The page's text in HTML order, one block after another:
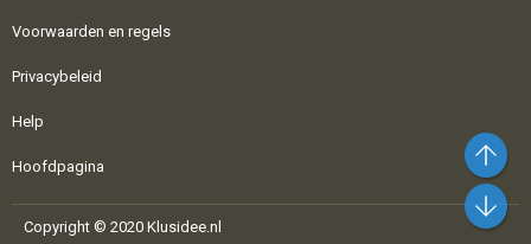
Voorwaarden en regels
Privacybeleid
Help
Hoofdpagina
Copyright © 2020 Klusidee.nl